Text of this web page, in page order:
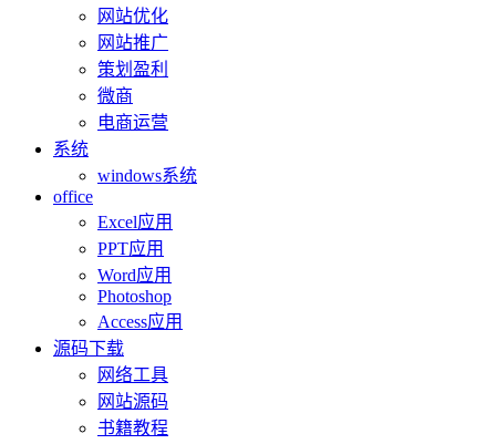
网站优化
网站推广
策划盈利
微商
电商运营
系统
windows系统
office
Excel应用
PPT应用
Word应用
Photoshop
Access应用
源码下载
网络工具
网站源码
书籍教程